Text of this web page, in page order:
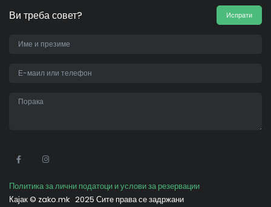
Ви треба совет? Испрати
Политика за лични податоци и услови за резервации
Кајак © zako.mk 2025 Сите права се задржани